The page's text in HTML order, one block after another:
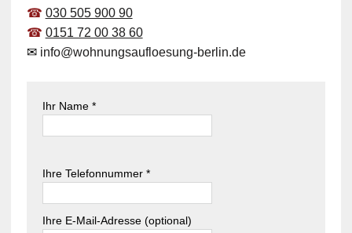
☎ 030 505 900 90
☎ 0151 72 00 38 60
✉ info@wohnungsaufloesung-berlin.de
Ihr Name *
t
e
i
t
Ihre Telefonnummer *
Ihre E-Mail-Adresse (optional)